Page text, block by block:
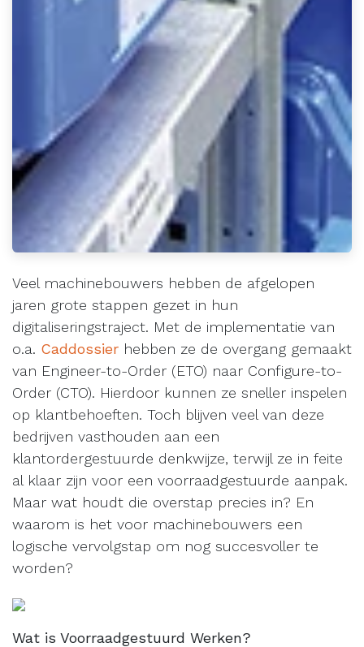
Veel machinebouwers hebben de afgelopen
jaren grote stappen gezet in hun
digitaliseringstraject. Met de implementatie van
o.a. Caddossier hebben ze de overgang gemaakt
van Engineer-to-Order (ETO) naar Configure-to-
Order (CTO). Hierdoor kunnen ze sneller inspelen
op klantbehoeften. Toch blijven veel van deze
bedrijven vasthouden aan een
klantordergestuurde denkwijze, terwijl ze in feite
al klaar zijn voor een voorraadgestuurde aanpak.
Maar wat houdt die overstap precies in? En
waarom is het voor machinebouwers een
logische vervolgstap om nog succesvoller te
worden?
Wat is Voorraadgestuurd Werken?